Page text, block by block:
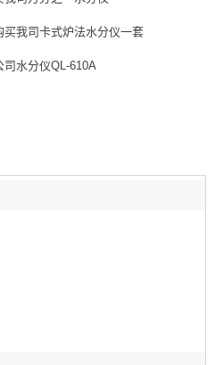
我司卡式炉法水分仪一套
水分仪QL-610A